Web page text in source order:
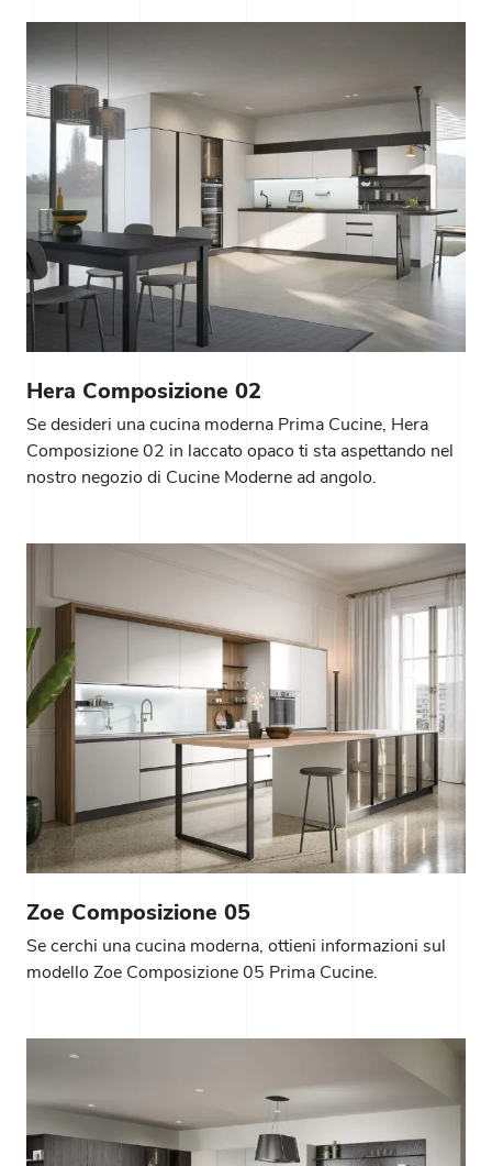
Hera Composizione 02
Se desideri una cucina moderna Prima Cucine, Hera
Composizione 02 in laccato opaco ti sta aspettando nel
nostro negozio di Cucine Moderne ad angolo.
Zoe Composizione 05
Se cerchi una cucina moderna, ottieni informazioni sul
modello Zoe Composizione 05 Prima Cucine.